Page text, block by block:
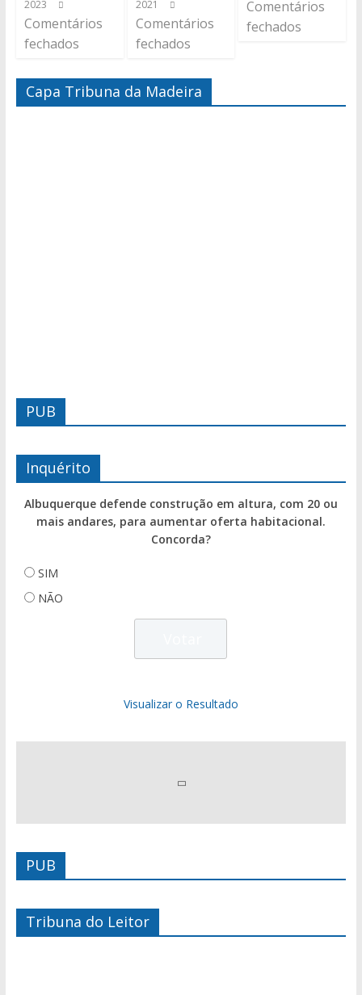
2023
Comentários
fechados
2021
Comentários
fechados
Comentários
fechados
Capa Tribuna da Madeira
PUB
Inquérito
Albuquerque defende construção em altura, com 20 ou
mais andares, para aumentar oferta habitacional.
Concorda?
SIM
NÃO
Visualizar o Resultado
PUB
Tribuna do Leitor